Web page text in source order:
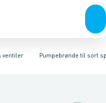
ventiler
LinjeafvandingTanke,
Pumpebrønde til sort
Pumpebrønde til sort